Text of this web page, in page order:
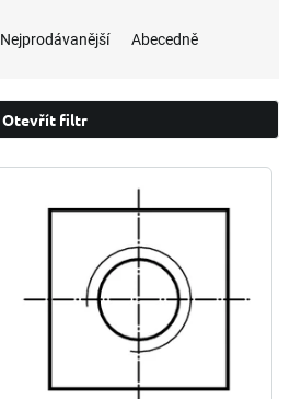
Nejprodávanější Abecedně
Otevřít filtr